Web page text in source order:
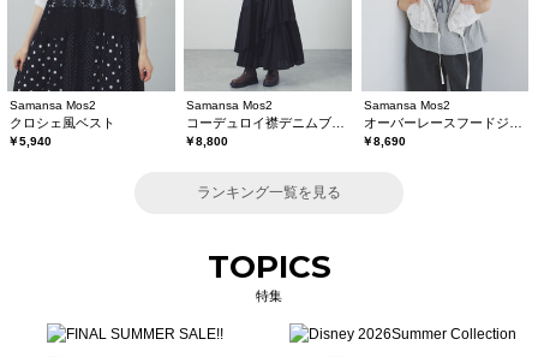
Samansa Mos2
クロシェ風ベスト
￥5,940
Samansa Mos2
￥8,800
Samansa Mos2
￥8,690
ランキング一覧を見る
TOPICS
特集